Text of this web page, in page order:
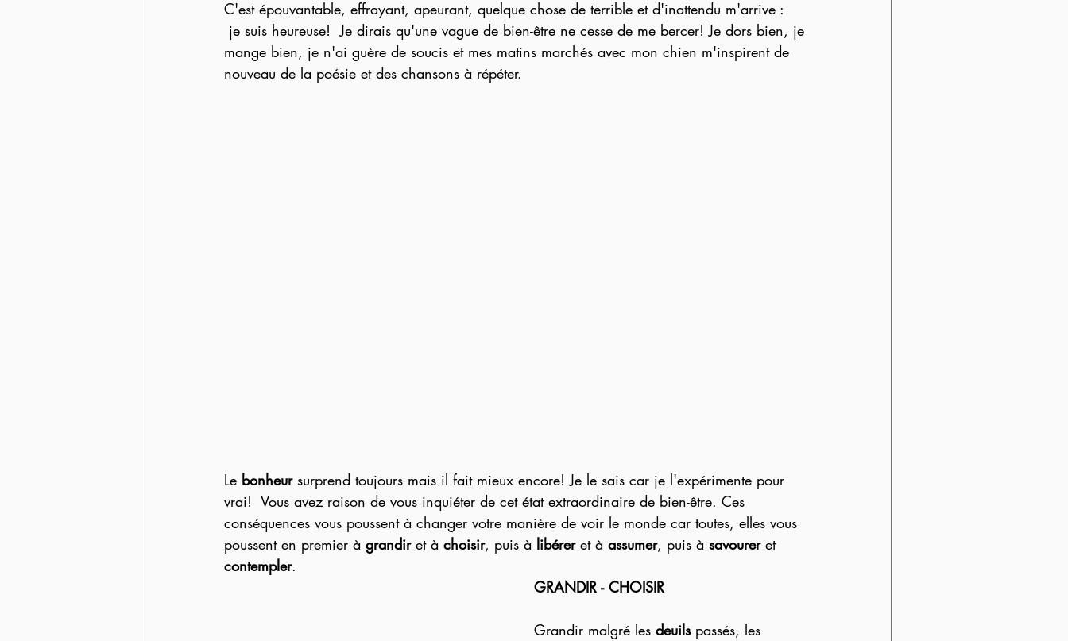
C'est épouvantable, effrayant, apeurant, quelque chose de terrible et d'inattendu m'arrive :
mange bien, je n'ai guère de soucis et mes matins marchés avec mon chien m'inspirent de
nouveau de la poésie et des chansons à répéter.
Le bonheur surprend toujours mais il fait mieux encore! Je le sais car je l'expérimente pour
vrai!  Vous avez raison de vous inquiéter de cet état extraordinaire de bien-être. Ces
conséquences vous poussent à changer votre manière de voir le monde car toutes, elles vous
poussent en premier à grandir et à choisir, puis à libérer et à assumer, puis à savourer et
contempler.
GRANDIR - CHOISIR
Grandir malgré les deuils passés, les